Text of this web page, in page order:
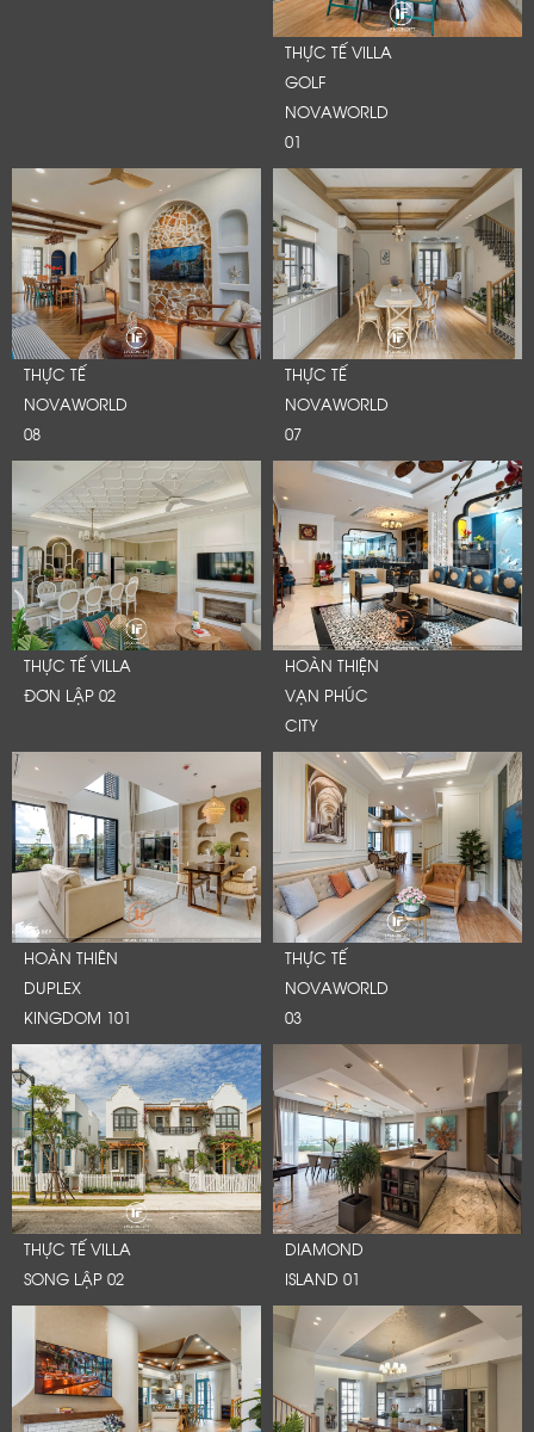
THỰC TẾ VILLA
GOLF
NOVAWORLD
01
THỰC TẾ
NOVAWORLD
08
THỰC TẾ
NOVAWORLD
07
THỰC TẾ VILLA
ĐƠN LẬP 02
HOÀN THIỆN
VẠN PHÚC
CITY
HOÀN THIÊN
DUPLEX
KINGDOM 101
THỰC TẾ
NOVAWORLD
03
THỰC TẾ VILLA
SONG LẬP 02
DIAMOND
ISLAND 01